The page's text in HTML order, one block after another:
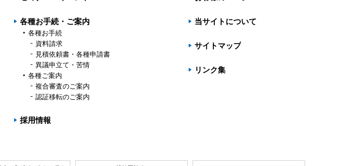
各種お手続・ご案内
各種お手続
資料請求
見積依頼書・各種申請書
異議申立て・苦情
各種ご案内
複合審査のご案内
認証移転のご案内
採用情報
当サイトについて
サイトマップ
リンク集